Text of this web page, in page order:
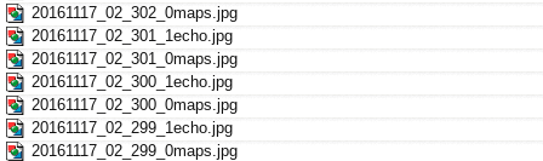
20161117_02_302_0maps.jpg
20161117_02_301_1echo.jpg
20161117_02_301_0maps.jpg
20161117_02_300_1echo.jpg
20161117_02_300_0maps.jpg
20161117_02_299_1echo.jpg
20161117_02_299_0maps.jpg